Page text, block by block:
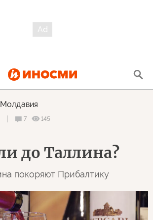
Молдавия
7
145
до Таллина?
покоряют Прибалтику